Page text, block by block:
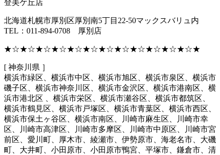
登美ケ丘店
北海道札幌市厚別区厚別南5丁目22-50マックスバリュ内
TEL：011-894-0708 厚別店
★☆★☆★☆★☆★☆★☆★☆★☆★☆★☆★☆★☆★
[ 神奈川県 ］
横浜市緑区、横浜市中区、横浜市旭区、横浜市泉区、横浜市
磯子区、横浜市神奈川区、横浜市金沢区、横浜市港南区、横
浜市港北区 、横浜市栄区、横浜市瀬谷区、横浜市都筑区、
横浜市鶴見区、横浜市戸塚区、横浜市青葉区、横浜市西区、
横浜市保土ヶ谷区、横浜市南区、川崎市麻生区、川崎市幸
区、川崎市高津区、川崎市多摩区、川崎市中原区、川崎市宮
前区、愛川町、厚木市、綾瀬市、伊勢原市、海老名市、大磯
町、大井町、小田原市、小田原市鴨宮、平塚市、鎌倉市、清